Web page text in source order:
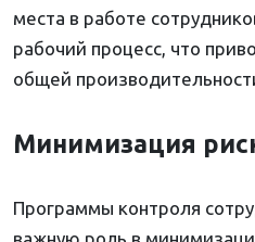
места в работе
рабочий процесс, что
общей
Минимизация
Программы контроля